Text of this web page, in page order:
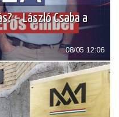
– László Csaba a
08/05 12:06